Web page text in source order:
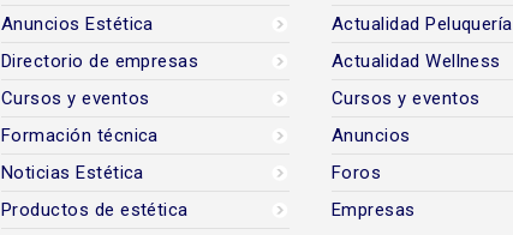
Anuncios Estética
Directorio de empresas
Cursos y eventos
Formación técnica
Noticias Estética
Productos de estética
Actualidad Peluquería
Actualidad Wellness
Cursos y eventos
Anuncios
Foros
Empresas